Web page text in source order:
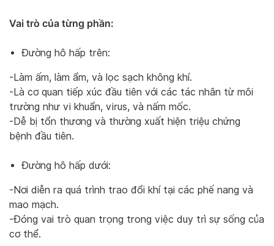
Vai trò của từng phần:
Đường hô hấp trên:
-Làm ấm, làm ẩm, và lọc sạch không khí.
-Là cơ quan tiếp xúc đầu tiên với các tác nhân từ môi
trường như vi khuẩn, virus, và nấm mốc.
-Dễ bị tổn thương và thường xuất hiện triệu chứng
bệnh đầu tiên.
Đường hô hấp dưới:
-Nơi diễn ra quá trình trao đổi khí tại các phế nang và
mao mạch.
-Đóng vai trò quan trọng trong việc duy trì sự sống của
cơ thể.